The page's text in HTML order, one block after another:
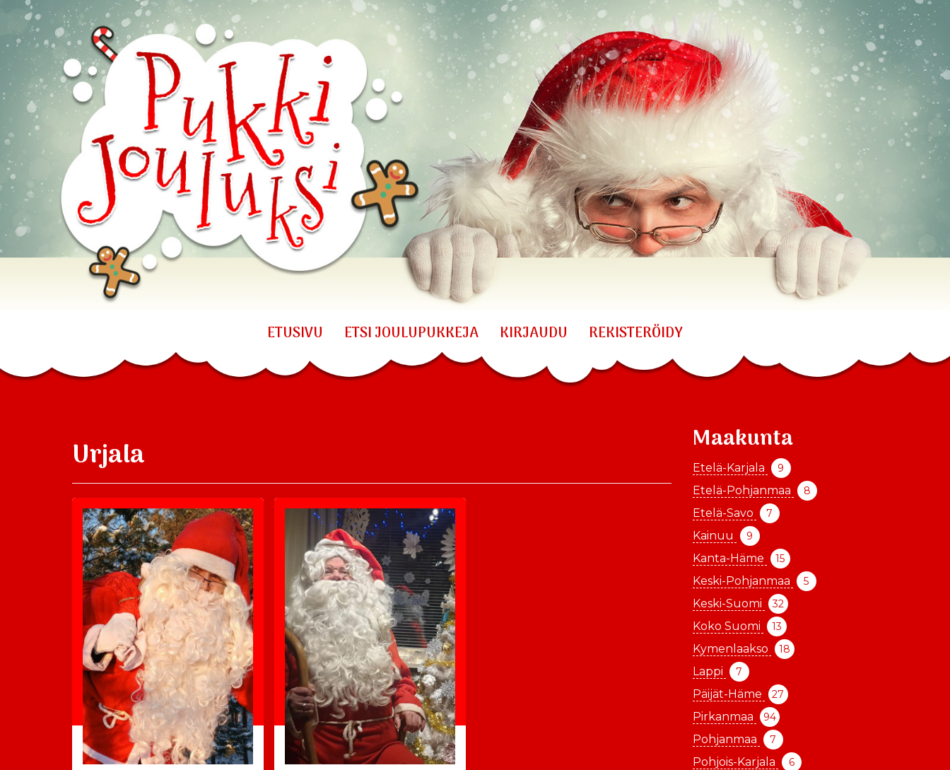
ETUSIVU ETSI JOULUPUKKEJA KIRJAUDU REKISTERÖIDY
Urjala Maakunta
Etelä-Karjala 9
Etelä-Pohjanmaa 8
Etelä-Savo 7
Kainuu 9
Kanta-Häme 15
Keski-Pohjanmaa 5
Keski-Suomi 32
Koko Suomi 13
Kymenlaakso 18
Lappi 7
Päijät-Häme 27
Pirkanmaa 94
Pohjanmaa 7
Pohjois-Karjala 6